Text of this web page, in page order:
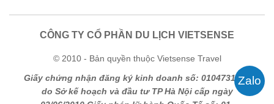
CÔNG TY CỔ PHẦN DU LỊCH VIETSENSE
© 2010 - Bản quyền thuộc Vietsense Travel
Giấy chứng nhận đăng ký kinh doanh số: 0104731205
do Sở kế hoạch và đầu tư TP Hà Nội cấp ngày